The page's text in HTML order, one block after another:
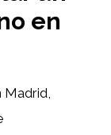
en
Madrid,